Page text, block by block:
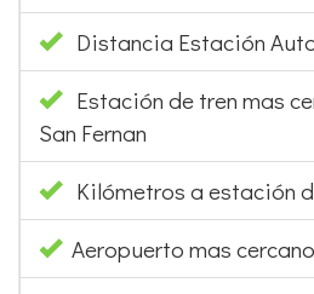
Distancia Estación
Estación de tren mas
San Fernan
Kilómetros a estación
Aeropuerto mas